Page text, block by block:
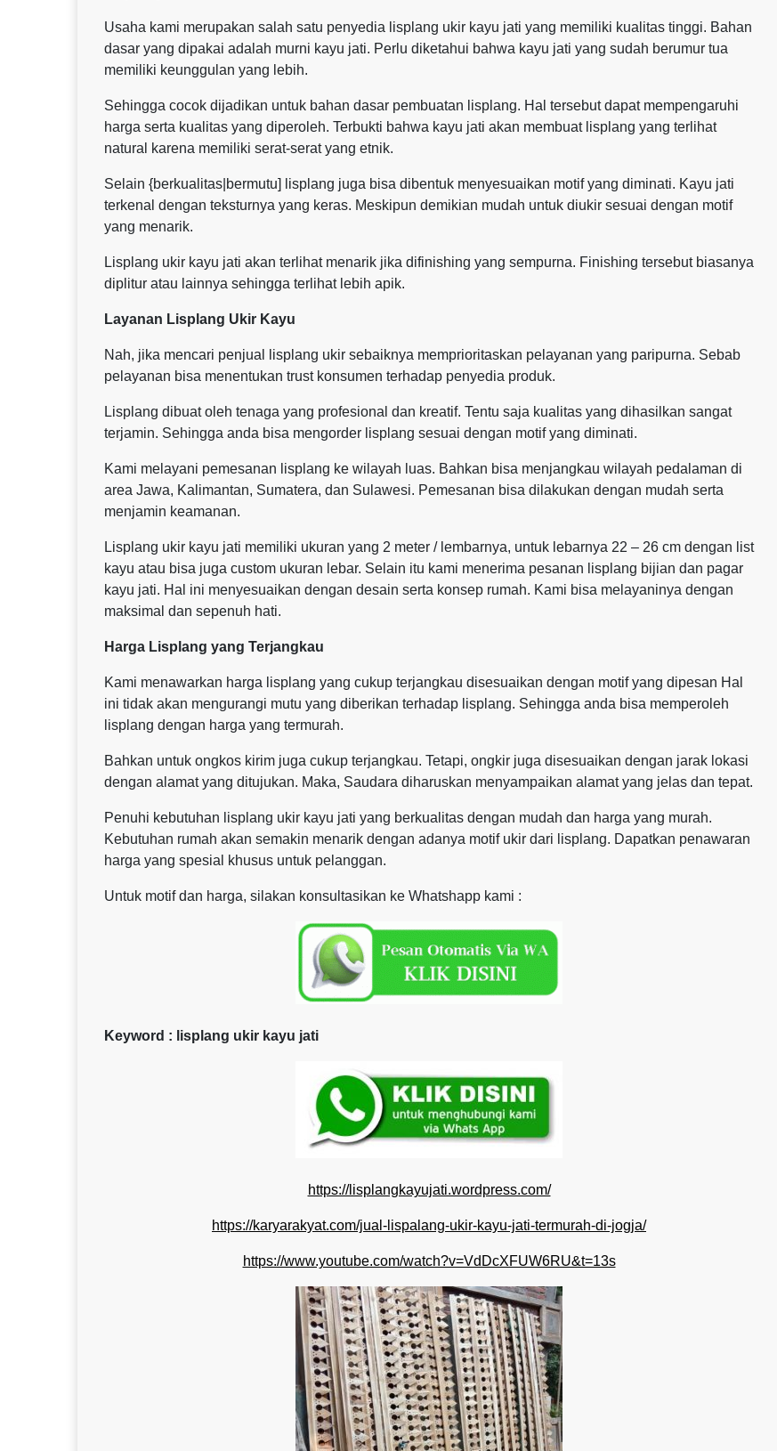
Usaha kami merupakan salah satu penyedia lisplang ukir kayu jati yang memiliki kualitas tinggi. Bahan
dasar yang dipakai adalah murni kayu jati. Perlu diketahui bahwa kayu jati yang sudah berumur tua
memiliki keunggulan yang lebih.
Sehingga cocok dijadikan untuk bahan dasar pembuatan lisplang. Hal tersebut dapat mempengaruhi
harga serta kualitas yang diperoleh. Terbukti bahwa kayu jati akan membuat lisplang yang terlihat
natural karena memiliki serat-serat yang etnik.
Selain {berkualitas|bermutu] lisplang juga bisa dibentuk menyesuaikan motif yang diminati. Kayu jati
terkenal dengan teksturnya yang keras. Meskipun demikian mudah untuk diukir sesuai dengan motif
yang menarik.
Lisplang ukir kayu jati akan terlihat menarik jika difinishing yang sempurna. Finishing tersebut biasanya
diplitur atau lainnya sehingga terlihat lebih apik.
Layanan Lisplang Ukir Kayu
Nah, jika mencari penjual lisplang ukir sebaiknya memprioritaskan pelayanan yang paripurna. Sebab
pelayanan bisa menentukan trust konsumen terhadap penyedia produk.
Lisplang dibuat oleh tenaga yang profesional dan kreatif. Tentu saja kualitas yang dihasilkan sangat
terjamin. Sehingga anda bisa mengorder lisplang sesuai dengan motif yang diminati.
Kami melayani pemesanan lisplang ke wilayah luas. Bahkan bisa menjangkau wilayah pedalaman di
area Jawa, Kalimantan, Sumatera, dan Sulawesi. Pemesanan bisa dilakukan dengan mudah serta
menjamin keamanan.
Lisplang ukir kayu jati memiliki ukuran yang 2 meter / lembarnya, untuk lebarnya 22 – 26 cm dengan list
kayu atau bisa juga custom ukuran lebar. Selain itu kami menerima pesanan lisplang bijian dan pagar
kayu jati. Hal ini menyesuaikan dengan desain serta konsep rumah. Kami bisa melayaninya dengan
maksimal dan sepenuh hati.
Harga Lisplang yang Terjangkau
Kami menawarkan harga lisplang yang cukup terjangkau disesuaikan dengan motif yang dipesan Hal
ini tidak akan mengurangi mutu yang diberikan terhadap lisplang. Sehingga anda bisa memperoleh
lisplang dengan harga yang termurah.
Bahkan untuk ongkos kirim juga cukup terjangkau. Tetapi, ongkir juga disesuaikan dengan jarak lokasi
dengan alamat yang ditujukan. Maka, Saudara diharuskan menyampaikan alamat yang jelas dan tepat.
Penuhi kebutuhan lisplang ukir kayu jati yang berkualitas dengan mudah dan harga yang murah.
Kebutuhan rumah akan semakin menarik dengan adanya motif ukir dari lisplang. Dapatkan penawaran
harga yang spesial khusus untuk pelanggan.
Untuk motif dan harga, silakan konsultasikan ke Whatshapp kami :
Keyword : lisplang ukir kayu jati
https://lisplangkayujati.wordpress.com/
https://karyarakyat.com/jual-lispalang-ukir-kayu-jati-termurah-di-jogja/
https://www.youtube.com/watch?v=VdDcXFUW6RU&t=13s